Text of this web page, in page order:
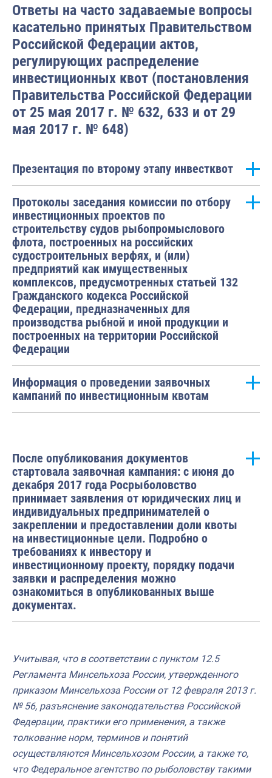
Горячая линия “Стоп, коррупция!”
Написать обращение
Горячая линия рыбоохраны
Личный прием граждан
Часто задаваемые вопросы
Часто задаваемые вопросы по инвестиционным квотам
Ответы на часто задаваемые вопросы
касательно принятых Правительством
Российской Федерации актов,
регулирующих распределение
инвестиционных квот (постановления
Правительства Российской Федерации
от 25 мая 2017 г. № 632, 633 и от 29
мая 2017 г. № 648)
Презентация по второму этапу инвестквот
Протоколы заседания комиссии по отбору
инвестиционных проектов по
строительству судов рыбопромыслового
флота, построенных на российских
судостроительных верфях, и (или)
предприятий как имущественных
комплексов, предусмотренных статьей 132
Гражданского кодекса Российской
Федерации, предназначенных для
производства рыбной и иной продукции и
построенных на территории Российской
Федерации
Информация о проведении заявочных
кампаний по инвестиционным квотам
После опубликования документов
стартовала заявочная кампания: с июня до
декабря 2017 года Росрыболовство
принимает заявления от юридических лиц и
индивидуальных предпринимателей о
закреплении и предоставлении доли квоты
на инвестиционные цели. Подробно о
требованиях к инвестору и
инвестиционному проекту, порядку подачи
заявки и распределения можно
ознакомиться в опубликованных выше
документах.
Учитывая, что в соответствии с пунктом 12.5
Регламента Минсельхоза России, утвержденного
приказом Минсельхоза России от 12 февраля 2013 г.
№ 56, разъяснение законодательства Российской
Федерации, практики его применения, а также
толкование норм, терминов и понятий
осуществляются Минсельхозом России, а также то,
что Федеральное агентство по рыболовству такими